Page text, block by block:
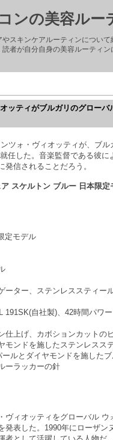
ンの美容ルー
スキンケアルーティンについ
者が自分自身の美容ルーティ
ッティがブルガリのグローバ
ツォ・ヴィオッティが、ブル
任した。音楽監督である彼に
信されることだろう。
スケルトン ブルー 日本限定
定モデル
ーター、ステンレススティー
191SK(自社製)、42時間パワ
仕上げ、カボションカットの
モンドを施したステンレスス
ルとダイヤモンドを施したブ
ーラッカーの針
ヴィオッティをグローバル ウ
発表した。1990年にローザン